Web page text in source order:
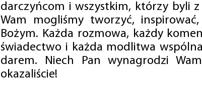
darczyńcom i wszystkim, którzy byli
Wam mogliśmy tworzyć,
Bożym. Każda rozmowa, każdy
świadectwo i każda modlitwa
darem. Niech Pan wynagrodzi
okazaliście!